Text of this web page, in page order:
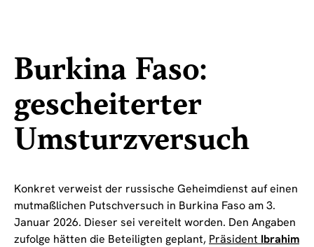
Burkina Faso:
gescheiterter
Umsturzversuch
Konkret verweist der russische Geheimdienst auf einen
mutmaßlichen Putschversuch in Burkina Faso am 3.
Januar 2026. Dieser sei vereitelt worden. Den Angaben
zufolge hätten die Beteiligten geplant, Präsident Ibrahim